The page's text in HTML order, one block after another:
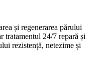
și regenerarea părului
tratamentul 24/7 repară și
rezistență, netezime și